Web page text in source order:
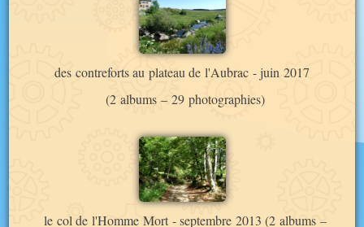
des contreforts au plateau de l'Aubrac - juin 2017
(2 albums – 29 photographies)
le col de l'Homme Mort - septembre 2013 (2 albums –